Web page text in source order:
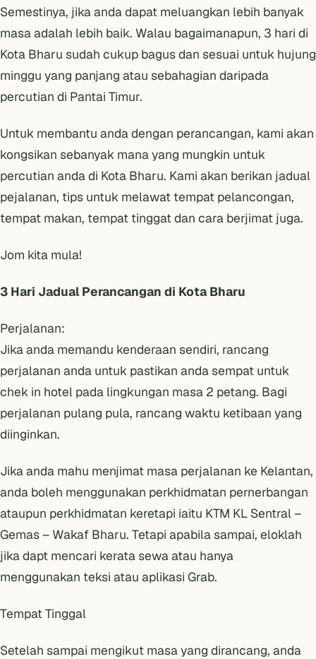
Semestinya, jika anda dapat meluangkan lebih banyak
masa adalah lebih baik. Walau bagaimanapun, 3 hari di
Kota Bharu sudah cukup bagus dan sesuai untuk hujung
minggu yang panjang atau sebahagian daripada
percutian di Pantai Timur.
Untuk membantu anda dengan perancangan, kami akan
kongsikan sebanyak mana yang mungkin untuk
percutian anda di Kota Bharu. Kami akan berikan jadual
pejalanan, tips untuk melawat tempat pelancongan,
tempat makan, tempat tinggat dan cara berjimat juga.
Jom kita mula!
3 Hari Jadual Perancangan di Kota Bharu
Perjalanan:
Jika anda memandu kenderaan sendiri, rancang
perjalanan anda untuk pastikan anda sempat untuk
chek in hotel pada lingkungan masa 2 petang. Bagi
perjalanan pulang pula, rancang waktu ketibaan yang
diinginkan.
Jika anda mahu menjimat masa perjalanan ke Kelantan,
anda boleh menggunakan perkhidmatan pernerbangan
ataupun perkhidmatan keretapi iaitu KTM KL Sentral –
Gemas – Wakaf Bharu. Tetapi apabila sampai, eloklah
jika dapt mencari kerata sewa atau hanya
menggunakan teksi atau aplikasi Grab.
Tempat Tinggal
Setelah sampai mengikut masa yang dirancang, anda